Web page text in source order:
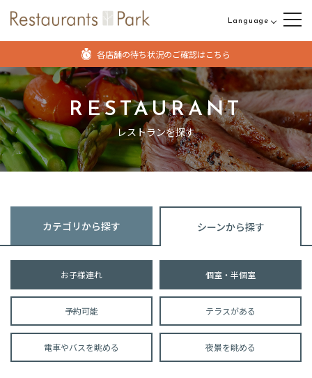
各店舗の待ち状況のご確認はこちら
Language
日本語
English
中文（繁体字）
中文（簡体字）
RESTAURANT
レストランを探す
カテゴリから探す シーンから探す
お子様連れ 個室・半個室
予約可能 テラスがある
電車やバスを眺める 夜景を眺める